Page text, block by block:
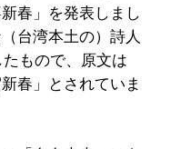
春」を発表しまし
台湾本土の）詩人
もので、原文は
春」とされていま